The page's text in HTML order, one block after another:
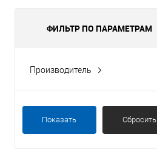
ФИЛЬТР ПО ПАРАМЕТРАМ
Производитель
Tantos
Показать Сбросить